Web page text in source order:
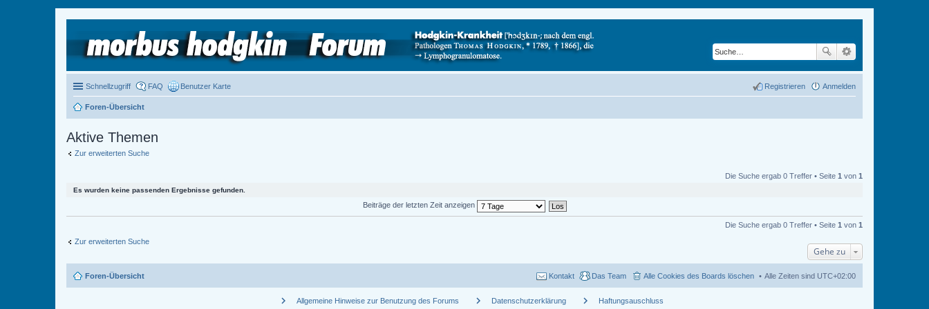
Schnellzugriff FAQ Benutzer Karte Anmelden
Registrieren
Foren-Übersicht
Aktive Themen
Zur erweiterten Suche
Die Suche ergab 0 Treffer • Seite 1 von 1
Es wurden keine passenden Ergebnisse gefunden.
Beiträge der letzten Zeit anzeigen
Die Suche ergab 0 Treffer • Seite 1 von 1
Zur erweiterten Suche
Gehe zu
Foren-Übersicht Alle Zeiten sind UTC+02:00
Alle Cookies des Boards löschen
Das Team
Kontakt
chevron_right Allgemeine Hinweise zur Benutzung des Forums chevron_right Datenschutzerklärung chevron_right Haftungsauschluss